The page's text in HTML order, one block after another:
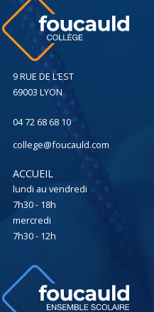
9 RUE DE L’EST
69003 LYON
04 72 68 68 10
college@foucauld.com
ACCUEIL
lundi au vendredi
7h30 - 18h
mercredi
7h30 - 12h